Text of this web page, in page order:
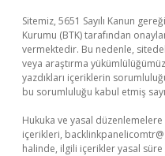
Sitemiz, 5651 Sayılı Kanun
Kurumu (BTK) tarafından
vermektedir. Bu nedenle,
veya araştırma
yazdıkları içeriklerin
bu sorumluluğu kabul etmiş
Hukuka ve yasal
içerikleri,
halinde, ilgili içerikler yasal süre